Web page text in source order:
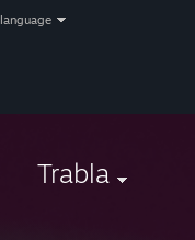
language
Trabla